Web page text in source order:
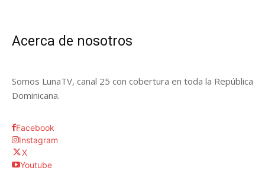
Acerca de nosotros
Somos LunaTV, canal 25 con cobertura en toda la República
Dominicana.
Facebook
Instagram
X
Youtube